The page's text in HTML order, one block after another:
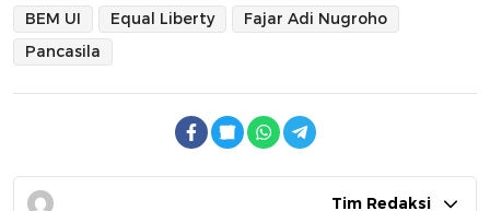
BEM UI Equal Liberty
Fajar Adi Nugroho
Pancasila
Tim Redaksi